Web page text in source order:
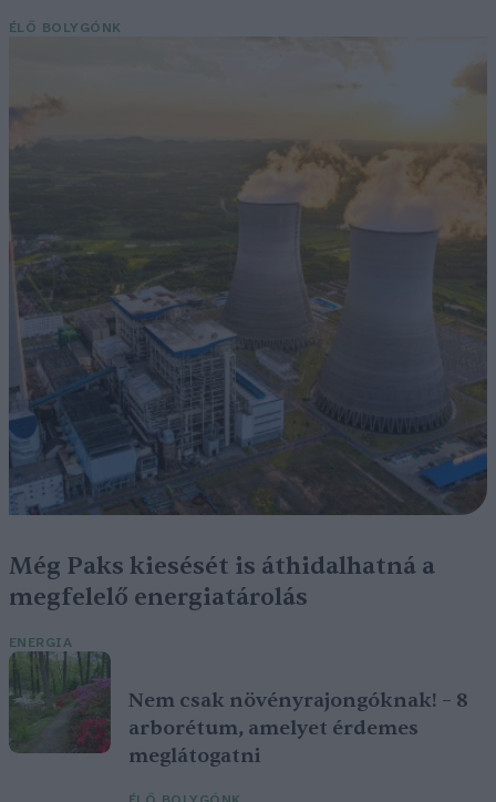
ÉLŐ BOLYGÓNK
Még Paks kiesését is áthidalhatná a
megfelelő energiatárolás
ENERGIA
Nem csak növényrajongóknak! – 8
arborétum, amelyet érdemes
meglátogatni